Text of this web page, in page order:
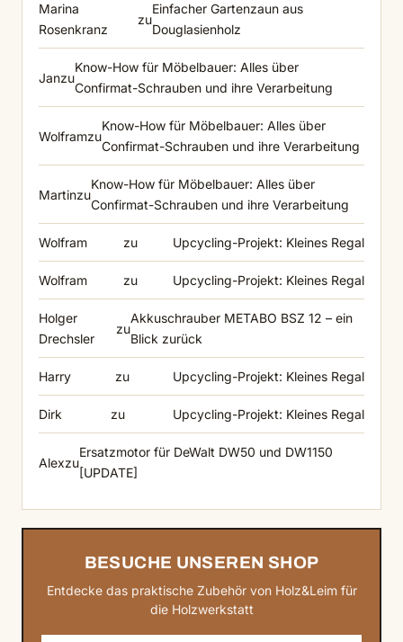
Marina
Rosenkranz
zu
Einfacher Gartenzaun aus
Douglasienholz
Janzu
Know-How für Möbelbauer: Alles über
Confirmat-Schrauben und ihre Verarbeitung
Wolframzu
Know-How für Möbelbauer: Alles über
Confirmat-Schrauben und ihre Verarbeitung
Martinzu
Know-How für Möbelbauer: Alles über
Confirmat-Schrauben und ihre Verarbeitung
Wolfram zu Upcycling-Projekt: Kleines Regal
Wolfram zu Upcycling-Projekt: Kleines Regal
Holger
Drechsler
zu
Akkuschrauber METABO BSZ 12 – ein
Blick zurück
Harry zu Upcycling-Projekt: Kleines Regal
Dirk zu Upcycling-Projekt: Kleines Regal
Alexzu
Ersatzmotor für DeWalt DW50 und DW1150
[UPDATE]
BESUCHE UNSEREN SHOP
Entdecke das praktische Zubehör von Holz&Leim für
die Holzwerkstatt